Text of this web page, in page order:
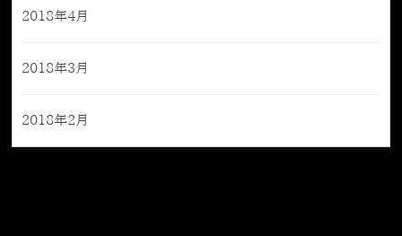
2018年4月
2018年3月
2018年2月